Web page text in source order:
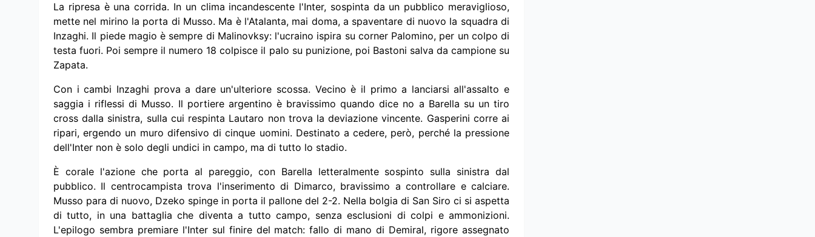
La ripresa è una corrida. In un clima incandescente l'Inter, sospinta da un pubblico meraviglioso,
mette nel mirino la porta di Musso. Ma è l'Atalanta, mai doma, a spaventare di nuovo la squadra di
Inzaghi. Il piede magio è sempre di Malinovksy: l'ucraino ispira su corner Palomino, per un colpo di
testa fuori. Poi sempre il numero 18 colpisce il palo su punizione, poi Bastoni salva da campione su
Zapata.
Con i cambi Inzaghi prova a dare un'ulteriore scossa. Vecino è il primo a lanciarsi all'assalto e
saggia i riflessi di Musso. Il portiere argentino è bravissimo quando dice no a Barella su un tiro
cross dalla sinistra, sulla cui respinta Lautaro non trova la deviazione vincente. Gasperini corre ai
ripari, ergendo un muro difensivo di cinque uomini. Destinato a cedere, però, perché la pressione
dell'Inter non è solo degli undici in campo, ma di tutto lo stadio.
È corale l'azione che porta al pareggio, con Barella letteralmente sospinto sulla sinistra dal
pubblico. Il centrocampista trova l'inserimento di Dimarco, bravissimo a controllare e calciare.
Musso para di nuovo, Dzeko spinge in porta il pallone del 2-2. Nella bolgia di San Siro ci si aspetta
di tutto, in una battaglia che diventa a tutto campo, senza esclusioni di colpi e ammonizioni.
L'epilogo sembra premiare l'Inter sul finire del match: fallo di mano di Demiral, rigore assegnato